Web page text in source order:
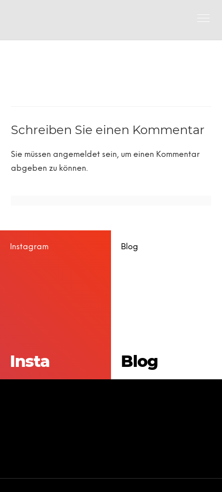
Schreiben Sie einen Kommentar
Sie müssen angemeldet sein, um einen Kommentar
abgeben zu können.
Instagram
Insta
Blog
Blog